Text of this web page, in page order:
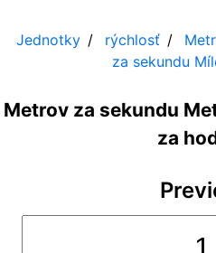
Jednotky rýchlosť
za sekundu
Metrov za sekundu
za